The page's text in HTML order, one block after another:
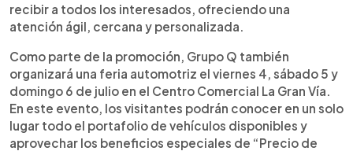
recibir a todos los interesados, ofreciendo una
atención ágil, cercana y personalizada.
Como parte de la promoción, Grupo Q también
organizará una feria automotriz el viernes 4, sábado 5 y
domingo 6 de julio en el Centro Comercial La Gran Vía.
En este evento, los visitantes podrán conocer en un solo
lugar todo el portafolio de vehículos disponibles y
aprovechar los beneficios especiales de “Precio de